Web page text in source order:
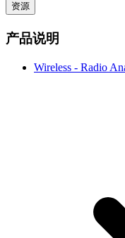
资源
产品说明
Wireless - Radio